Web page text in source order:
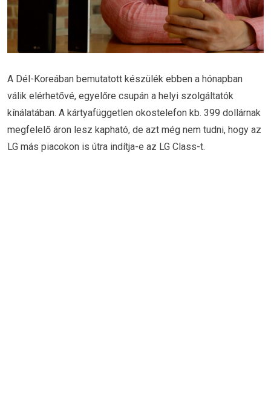
A Dél-Koreában bemutatott készülék ebben a hónapban
válik elérhetővé, egyelőre csupán a helyi szolgáltatók
kínálatában. A kártyafüggetlen okostelefon kb. 399 dollárnak
megfelelő áron lesz kapható, de azt még nem tudni, hogy az
LG más piacokon is útra indítja-e az LG Class-t.